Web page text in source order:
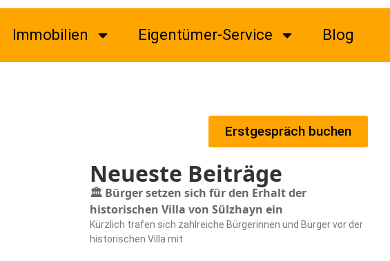
Immobilien Eigentümer-Service Blog
Erstgespräch buchen
Neueste Beiträge
🏛️ Bürger setzen sich für den Erhalt der
historischen Villa von Sülzhayn ein
Kürzlich trafen sich zahlreiche Bürgerinnen und Bürger vor der
historischen Villa mit